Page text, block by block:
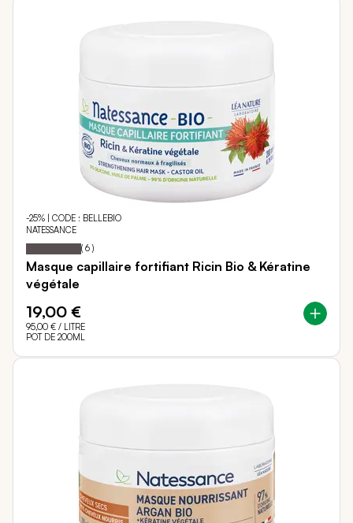
-25% | CODE : BELLEBIO
NATESSANCE
Notation: 100
% of
( 6 )
Masque capillaire fortifiant Ricin Bio & Kératine
végétale
19,00 €
95,00 € / LITRE
POT DE 200ML